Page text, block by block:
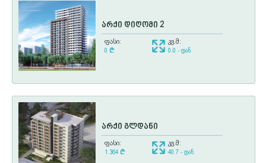
არქი დიღომი 2
ფასი:
0 ¢
კვ.მ:
0.0 - დან
არქი გლდანი
ფასი:
1 364 ¢
კვ.მ:
40.7 - დან